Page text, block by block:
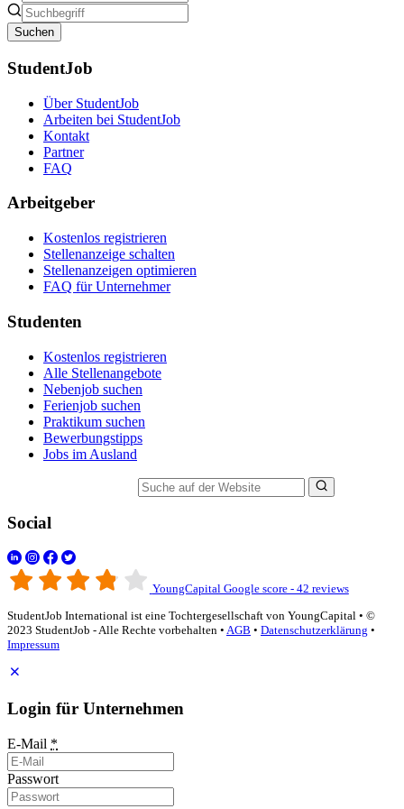
Suchen
StudentJob
Über StudentJob
Arbeiten bei StudentJob
Kontakt
Partner
FAQ
Arbeitgeber
Kostenlos registrieren
Stellenanzeige schalten
Stellenanzeigen optimieren
FAQ für Unternehmer
Studenten
Kostenlos registrieren
Alle Stellenangebote
Nebenjob suchen
Ferienjob suchen
Praktikum suchen
Bewerbungstipps
Jobs im Ausland
Social
YoungCapital Google score - 42 reviews
StudentJob International ist eine Tochtergesellschaft von YoungCapital • ©
2023 StudentJob - Alle Rechte vorbehalten • AGB • Datenschutzerklärung •
Impressum
Login für Unternehmen
E-Mail *
Passwort